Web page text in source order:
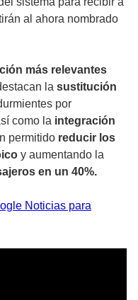
al ahora nombrado
más relevantes
la sustitución
por
como la integración
permitido reducir los
y aumentando la
en un 40%.
Noticias para